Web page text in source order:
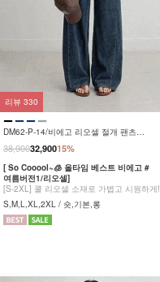
DM62-P-14/비에고 리오셀 절개 팬츠
_HR
15%
38,90032,900
[ So Cooool~🧊 올타임 베스트 비에고 #
여름버전1/리오셀]
[S-2XL] 쿨 리오셀 소재로 가볍고 시원하게!
사이드 절개 쿨링 데님팬츠
S,M,L,XL,2XL / 숏,기본,롱
리뷰 330